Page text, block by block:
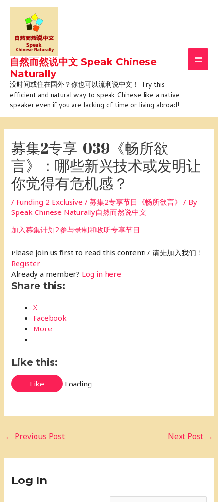
Skip
content
自然而然说中文 Speak Chinese
Naturally
没时间或住在国外？你也可以流利说中文！ Try this
efficient and natural way to speak Chinese like a native
speaker even if you are lacking of time or living abroad!
募集2专享-039《畅所欲
言》：哪些新兴技术或发明让
你觉得有危机感？
/ Funding 2 Exclusive / 募集2专享节目《畅所欲言》 / By
Speak Chinese Naturally自然而然说中文
加入募集计划2参与录制和收听专享节目
Please join us first to read this content! / 请先加入我们！
Register
Already a member? Log in here
Share this:
X
Facebook
More
Like this:
Like Loading...
← Previous Post Next Post →
Log In